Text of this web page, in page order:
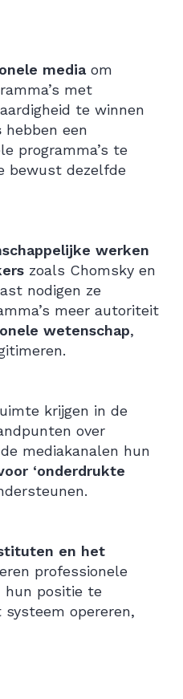
mediaom
met
te winnen
hebben een
programma’s te
bewust dezelfde
werken
zoals Chomsky en
nodigen ze
meer autoriteit
wetenschap,
krijgen in de
over
mediakanalen hun
‘onderdrukte
en het
professionele
hun positie te
opereren,